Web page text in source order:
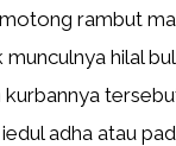
rambut
hilal
kurbannya
adha atau